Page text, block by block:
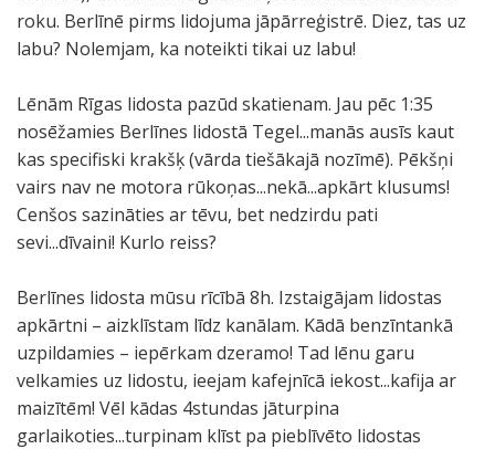
roku. Berlīnē pirms lidojuma jāpārreģistrē. Diez, tas uz
labu? Nolemjam, ka noteikti tikai uz labu!
Lēnām Rīgas lidosta pazūd skatienam. Jau pēc 1:35
nosēžamies Berlīnes lidostā Tegel...manās ausīs kaut
kas specifiski krakšķ (vārda tiešākajā nozīmē). Pēkšņi
vairs nav ne motora rūkoņas...nekā...apkārt klusums!
Cenšos sazināties ar tēvu, bet nedzirdu pati
sevi...dīvaini! Kurlo reiss?
Berlīnes lidosta mūsu rīcībā 8h. Izstaigājam lidostas
apkārtni – aizklīstam līdz kanālam. Kādā benzīntankā
uzpildamies – iepērkam dzeramo! Tad lēnu garu
velkamies uz lidostu, ieejam kafejnīcā iekost...kafija ar
maizītēm! Vēl kādas 4stundas jāturpina
garlaikoties...turpinam klīst pa pieblīvēto lidostas